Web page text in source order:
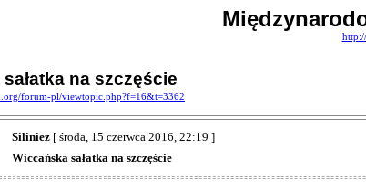
na szczęście
forum-pl/viewtopic.php?f=16&t=3362
Siliniez [ środa, 15 czerwca 2016, 22:19 ]
Wiccańska sałatka na szczęście